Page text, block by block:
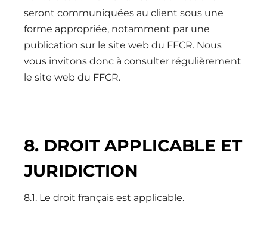
seront communiquées au client sous une
forme appropriée, notamment par une
publication sur le site web du FFCR. Nous
vous invitons donc à consulter régulièrement
le site web du FFCR.
8. DROIT APPLICABLE ET
JURIDICTION
8.1. Le droit français est applicable.